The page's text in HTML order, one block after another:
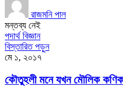
রাজমনি পাল
মন্তব্য নেই
পদার্থ বিজ্ঞান
বিস্তারিত পড়ুন
মে ১, ২০১৭
কৌতুহলী মনে যখন মৌলিক কণিকা